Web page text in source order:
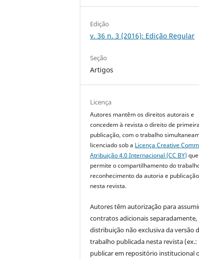
Edição
v. 36 n. 3 (2016): Edição Regular
Seção
Artigos
Licença
Autores mantêm os direitos autorais e
concedem à revista o direito de
publicação, com o trabalho
licenciado sob a Licença Creative
Atribuição 4.0 Internacional (CC BY)que
permite o compartilhamento do
reconhecimento da autoria e
nesta revista.
Autores têm autorização para
contratos adicionais separadamente,
distribuição não exclusiva da versão
trabalho publicada nesta revista (ex.:
publicar em repositório institucional